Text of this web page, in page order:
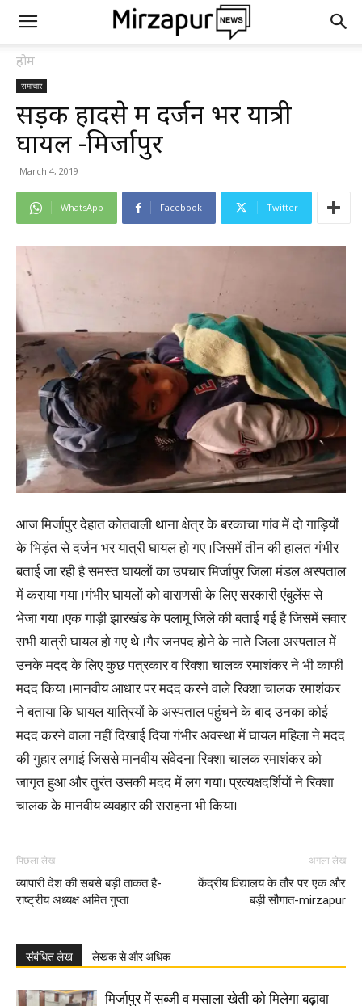
होम
समाचार
सड़क हादसे में दर्जन भर यात्री
घायल -मिर्जापुर
March 4, 2019
WhatsApp Facebook Twitter
आज मिर्जापुर देहात कोतवाली थाना क्षेत्र के बरकाचा गांव में दो गाड़ियों
के भिड़ंत से दर्जन भर यात्री घायल हो गए ।जिसमें तीन की हालत गंभीर
बताई जा रही है समस्त घायलों का उपचार मिर्जापुर जिला मंडल अस्पताल
में कराया गया ।गंभीर घायलों को वाराणसी के लिए सरकारी एंबुलेंस से
भेजा गया ।एक गाड़ी झारखंड के पलामू जिले की बताई गई है जिसमें सवार
सभी यात्री घायल हो गए थे ।गैर जनपद होने के नाते जिला अस्पताल में
उनके मदद के लिए कुछ पत्रकार व रिक्शा चालक रमाशंकर ने भी काफी
मदद किया ।मानवीय आधार पर मदद करने वाले रिक्शा चालक रमाशंकर
ने बताया कि घायल यात्रियों के अस्पताल पहुंचने के बाद उनका कोई
मदद करने वाला नहीं दिखाई दिया गंभीर अवस्था में घायल महिला ने मदद
की गुहार लगाई जिससे मानवीय संवेदना रिक्शा चालक रमाशंकर को
जागृत हुआ और तुरंत उसकी मदद में लग गया। प्रत्यक्षदर्शियों ने रिक्शा
चालक के मानवीय व्यवहार की सराहना भी किया।
पिछला लेख
व्यापारी देश की सबसे बड़ी ताकत है-
राष्ट्रीय अध्यक्ष अमित गुप्ता
अगला लेख
केंद्रीय विद्यालय के तौर पर एक और
बड़ी सौगात-mirzapur
संबंधित लेख लेखक से और अधिक
मिर्जापुर में सब्जी व मसाला खेती को मिलेगा बढ़ावा